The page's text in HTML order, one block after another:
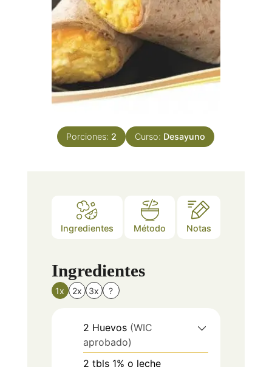
Porciones: 2 Curso: Desayuno
Ingredientes Método Notas
Ingredientes
1x 2x 3x ?
2 Huevos (WIC
aprobado)
2 tbls 1% o leche